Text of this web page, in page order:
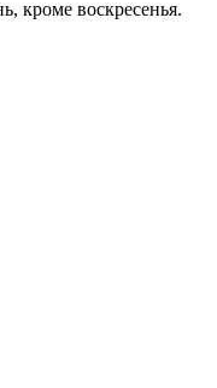
кроме воскресенья.